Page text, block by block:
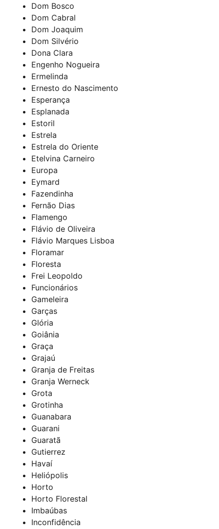
Dom Bosco
Dom Cabral
Dom Joaquim
Dom Silvério
Dona Clara
Engenho Nogueira
Ermelinda
Ernesto do Nascimento
Esperança
Esplanada
Estoril
Estrela
Estrela do Oriente
Etelvina Carneiro
Europa
Eymard
Fazendinha
Fernão Dias
Flamengo
Flávio de Oliveira
Flávio Marques Lisboa
Floramar
Floresta
Frei Leopoldo
Funcionários
Gameleira
Garças
Glória
Goiânia
Graça
Grajaú
Granja de Freitas
Granja Werneck
Grota
Grotinha
Guanabara
Guarani
Guaratã
Gutierrez
Havaí
Heliópolis
Horto
Horto Florestal
Imbaúbas
Inconfidência